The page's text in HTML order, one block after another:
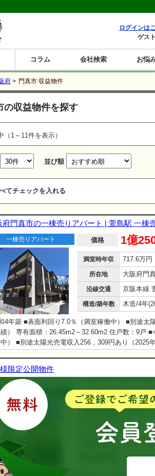
ログインは
ゲス
投資マンション
一棟売りアパート
一棟売りマンション
一棟売りビル
店舗・事務所
賃貸併用住宅
戸建賃貸
新築住宅
工場・倉庫
ホテルペンション
コラム
購入コラム
売却コラム
大家さんコラム
賃貸経営コラム
会社検索 お悩
府 > 門真市 収益物件
の収益物件を探す
（1～11件を表示）
並び順
てチェックを入れる
府門真市の一棟売りアパート | 萱島駅 一棟
一棟売りアパート 価格 1億
満室時年収 717.6万円
所在地 大阪府門
沿線交通 京阪本線
構造/築年数 木造/4年
4年築 ■表面利回り7.0％（満室稼働中） ■別途太
） 専有面積：26.45m2～32.60m2 住戸数：9戸
） ■別途太陽光売電収入256，309円あり（2025
限定公開物件